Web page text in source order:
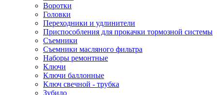
Воротки
Головки
Переходники и удлинители
Приспособления для прокачки тормозной системы
Съемники
Съемники масляного фильтра
Наборы ремонтные
Ключи
Ключи баллонные
Ключ свечной - трубка
Зубило